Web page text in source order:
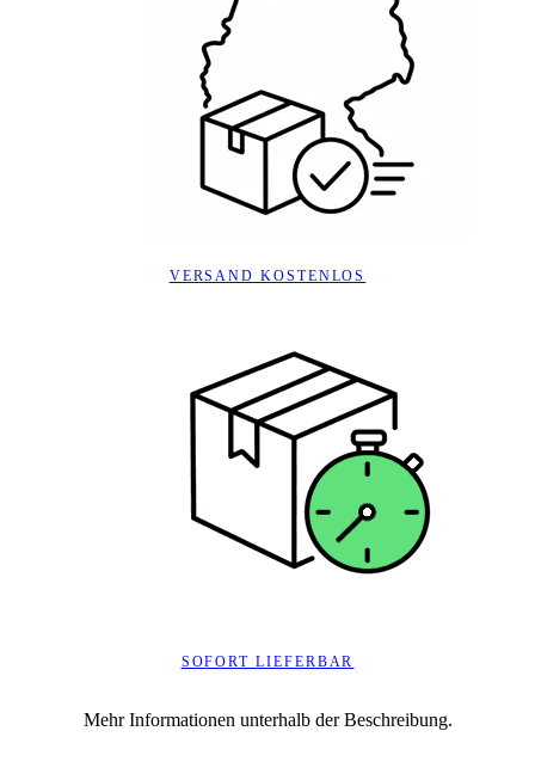
VERSAND KOSTENLOS
SOFORT LIEFERBAR
Mehr Informationen unterhalb der Beschreibung.